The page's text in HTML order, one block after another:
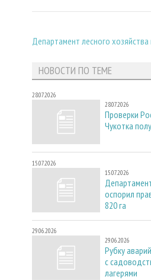
Департамент лесного
НОВОСТИ ПО ТЕМЕ
28.07.2026
28.07.2026
Проверки
Чукотка
15.07.2026
15.07.2026
оспорил
820 га
29.06.2026
29.06.2026
Рубку
с
лагерями